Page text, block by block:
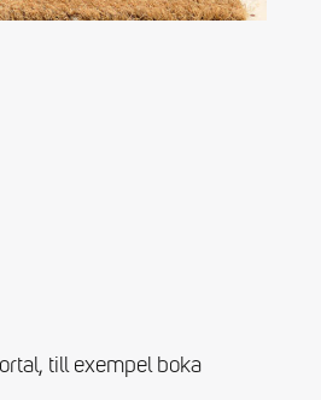
till exempel boka